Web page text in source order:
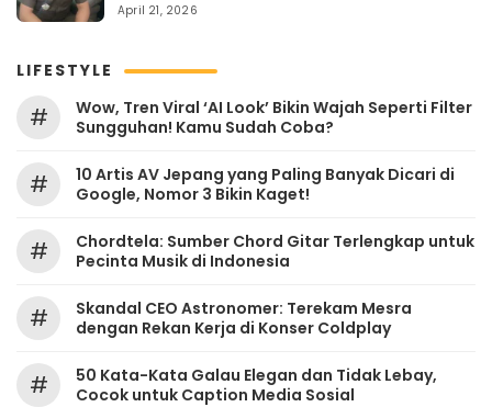
April 21, 2026
LIFESTYLE
#
Wow, Tren Viral ‘AI Look’ Bikin Wajah Seperti Filter
Sungguhan! Kamu Sudah Coba?
#
10 Artis AV Jepang yang Paling Banyak Dicari di
Google, Nomor 3 Bikin Kaget!
#
Chordtela: Sumber Chord Gitar Terlengkap untuk
Pecinta Musik di Indonesia
#
Skandal CEO Astronomer: Terekam Mesra
dengan Rekan Kerja di Konser Coldplay
#
50 Kata-Kata Galau Elegan dan Tidak Lebay,
Cocok untuk Caption Media Sosial